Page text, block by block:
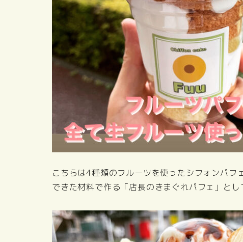
こちらは4種類のフルーツを使ったシフォンパ
できた材料で作る「店長のきまぐれパフェ」とし